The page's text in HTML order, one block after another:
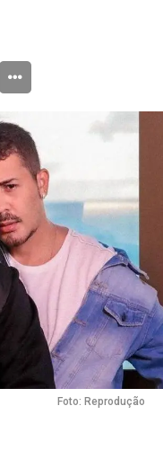
Foto: Reprodução